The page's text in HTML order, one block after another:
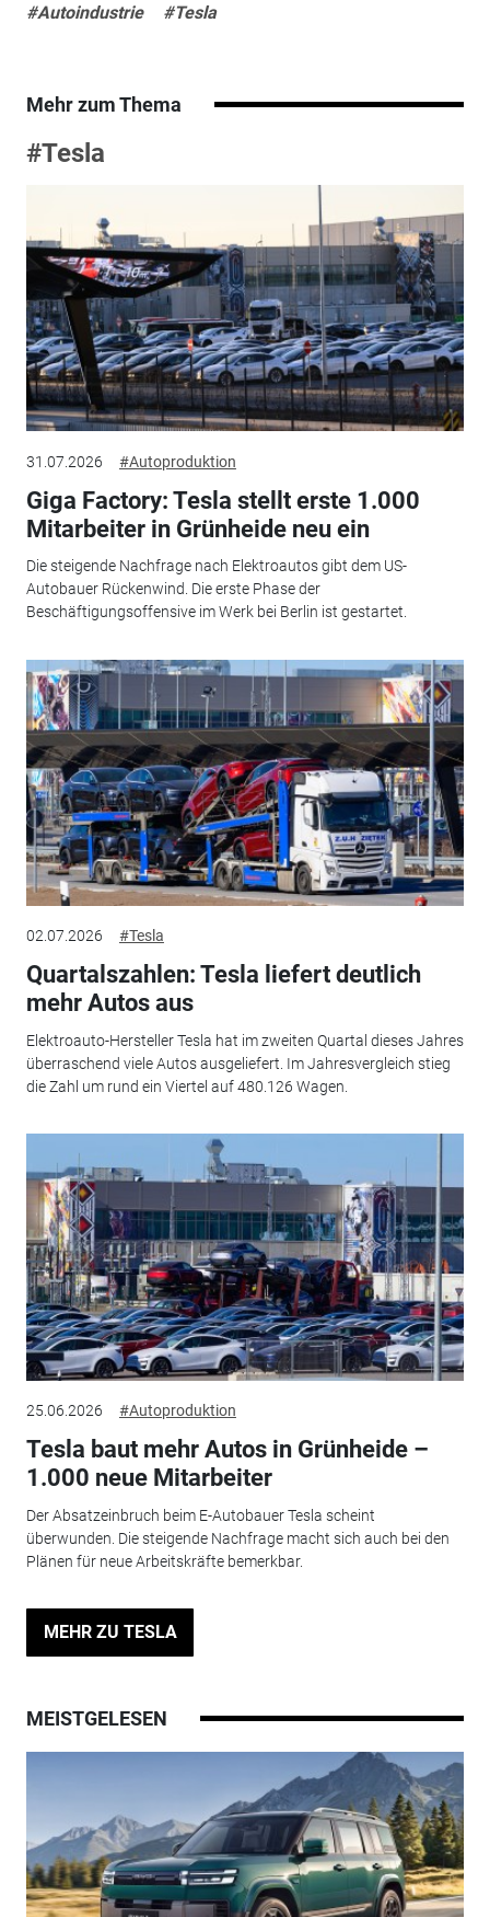
#Autoindustrie #Tesla
Mehr zum Thema
#Tesla
31.07.2026 #Autoproduktion
Giga Factory: Tesla stellt erste 1.000
Mitarbeiter in Grünheide neu ein
Die steigende Nachfrage nach Elektroautos gibt dem US-
Autobauer Rückenwind. Die erste Phase der
Beschäftigungsoffensive im Werk bei Berlin ist gestartet.
02.07.2026 #Tesla
Quartalszahlen: Tesla liefert deutlich
mehr Autos aus
Elektroauto-Hersteller Tesla hat im zweiten Quartal dieses Jahres
überraschend viele Autos ausgeliefert. Im Jahresvergleich stieg
die Zahl um rund ein Viertel auf 480.126 Wagen.
25.06.2026 #Autoproduktion
Tesla baut mehr Autos in Grünheide –
1.000 neue Mitarbeiter
Der Absatzeinbruch beim E-Autobauer Tesla scheint
überwunden. Die steigende Nachfrage macht sich auch bei den
Plänen für neue Arbeitskräfte bemerkbar.
MEHR ZU TESLA
MEISTGELESEN